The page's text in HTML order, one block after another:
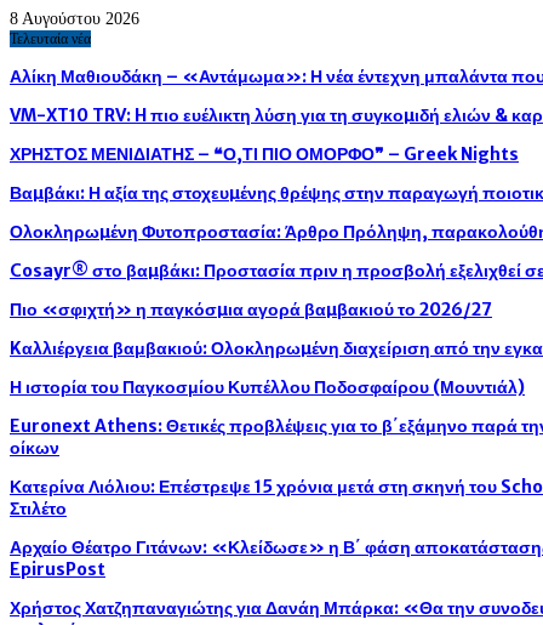
8 Αυγούστου 2026
Τελευταία νέα
Αλίκη Μαθιουδάκη – «Αντάμωμα»: Η νέα έντεχνη μπαλάντα
VM-XT10 TRV: H πιο ευέλικτη λύση για τη συγκοµιδή ελιών &
ΧΡΗΣΤΟΣ ΜΕΝΙΔΙΑΤΗΣ – ❝Ο,ΤΙ ΠΙΟ ΟΜΟΡΦΟ❞ – Greek Nights
Βαµβάκι: Η αξία της στοχευµένης θρέψης στην παραγωγή
Ολοκληρωµένη Φυτοπροστασία: Άρθρο Πρόληψη,
Cosayr® στο βαµβάκι: Προστασία πριν η προσβολή εξελιχθεί
Πιο «σφιχτή» η παγκόσµια αγορά βαµβακιού το 2026/27
Kαλλιέργεια βαμβακιού: Ολοκληρωµένη διαχείριση από την
Η ιστορία του Παγκοσμίου Κυπέλλου Ποδοσφαίρου (Μουντιάλ)
Euronext Athens: Θετικές προβλέψεις για το β΄εξάμηνο παρά
οίκων
Κατερίνα Λιόλιου: Επέστρεψε 15 χρόνια μετά στη σκηνή του
Στιλέτο
Αρχαίο Θέατρο Γιτάνων: «Κλείδωσε» η Β΄ φάση
EpirusPost
Χρήστος Χατζηπαναγιώτης για Δανάη Μπάρκα: «Θα την